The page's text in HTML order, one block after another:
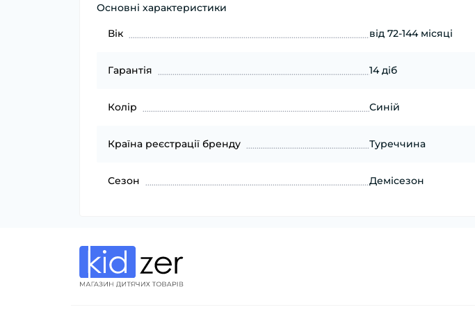
Основні характеристики
Вік від 72-144 місяці
Гарантія 14 діб
Колір Синій
Країна реєстрації бренду Туреччина
Сезон Демісезон